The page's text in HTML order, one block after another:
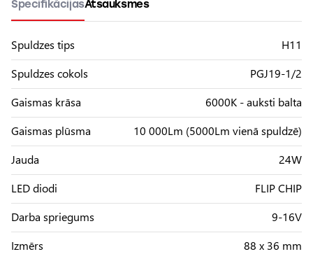
SpecifikācijasAtsauksmes
Spuldzes tips
H11
Spuldzes cokols
PGJ19-1/2
Gaismas krāsa
6000K - auksti balta
Gaismas plūsma
10 000Lm (5000Lm vienā spuldzē)
Jauda
24W
LED diodi
FLIP CHIP
Darba spriegums
9-16V
Izmērs
88 x 36 mm